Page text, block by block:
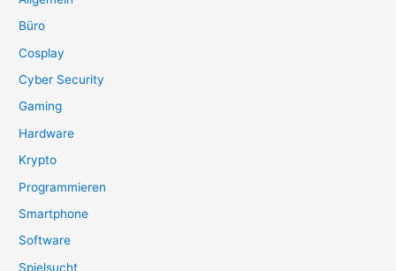
Büro
Cosplay
Cyber Security
Gaming
Hardware
Krypto
Programmieren
Smartphone
Software
Spielsucht